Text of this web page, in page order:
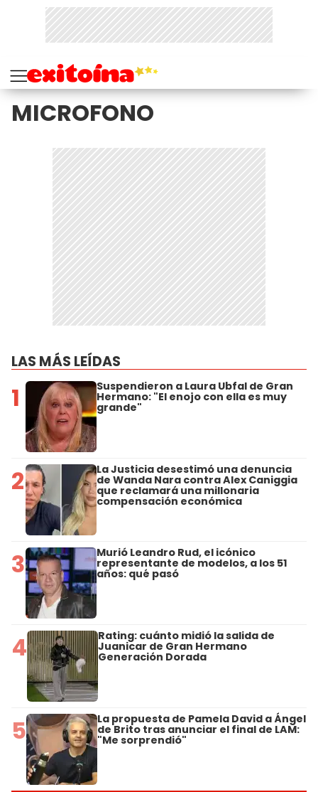
MICROFONO
LAS MÁS LEÍDAS
1 Suspendieron a Laura Ubfal de Gran
Hermano: "El enojo con ella es muy
grande"
2 La Justicia desestimó una denuncia
de Wanda Nara contra Alex Caniggia
que reclamará una millonaria
compensación económica
3 Murió Leandro Rud, el icónico
representante de modelos, a los 51
años: qué pasó
4 Rating: cuánto midió la salida de
Juanicar de Gran Hermano
Generación Dorada
5 La propuesta de Pamela David a Ángel
de Brito tras anunciar el final de LAM:
"Me sorprendió"